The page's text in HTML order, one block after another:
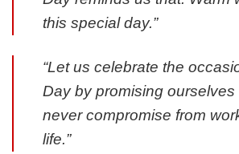
this special day.”
“Let us celebrate the
Day by promising ourselves
never compromise from
life.”